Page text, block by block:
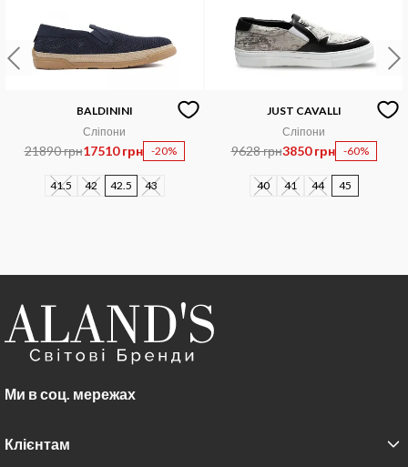
BALDININI
Сліпони
21890 грн17510 грн -20%
41.5 42 42.5 43
JUST CAVALLI
Сліпони
9628 грн3850 грн -60%
40 41 44 45
Ми в соц. мережах
Клієнтам